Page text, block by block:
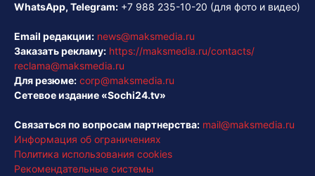
WhatsApp, Telegram: +7 988 235-10-20 (для фото и видео)
Email редакции: news@maksmedia.ru
Заказать рекламу: https://maksmedia.ru/contacts/
reclama@maksmedia.ru
Для резюме: corp@maksmedia.ru
Сетевое издание «Sochi24.tv»
Связаться по вопросам партнерства: mail@maksmedia.ru
Информация об ограничениях
Политика использования cookies
Рекомендательные системы